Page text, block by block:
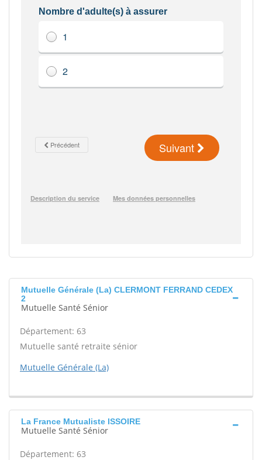
Mutuelle Générale (La) CLERMONT FERRAND CEDEX
2
Mutuelle Santé Sénior
Département: 63
Mutuelle santé retraite sénior
Mutuelle Générale (La)
La France Mutualiste ISSOIRE
Mutuelle Santé Sénior
Département: 63